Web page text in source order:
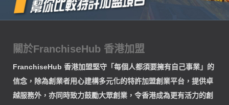
關於FranchiseHub 香港加盟
FranchiseHub 香港加盟堅守「每個人都須要擁有自己事業」的
信念，除為創業者用心建構多元化的特許加盟創業平台，提供卓
越服務外，亦同時致力鼓勵大眾創業，令香港成為更有活力的創